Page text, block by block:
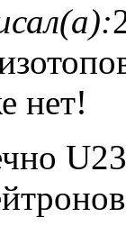
нет!